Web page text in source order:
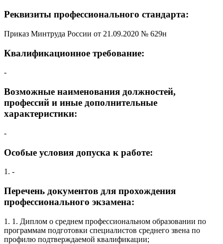
Реквизиты профессионального стандарта:
Приказ Минтруда России от 21.09.2020 № 629н
Квалификационное требование:
-
Возможные наименования должностей,
профессий и иные дополнительные
характеристики:
-
Особые условия допуска к работе:
1. -
Перечень документов для прохождения
профессионального экзамена:
1. 1. Диплом о среднем профессиональном образовании по
программам подготовки специалистов среднего звена по
профилю подтверждаемой квалификации;